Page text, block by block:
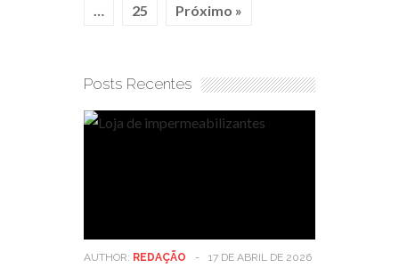
25 Próximo »
Posts Recentes
AUTHOR: REDAÇÃO - 17 DE ABRIL DE 2026